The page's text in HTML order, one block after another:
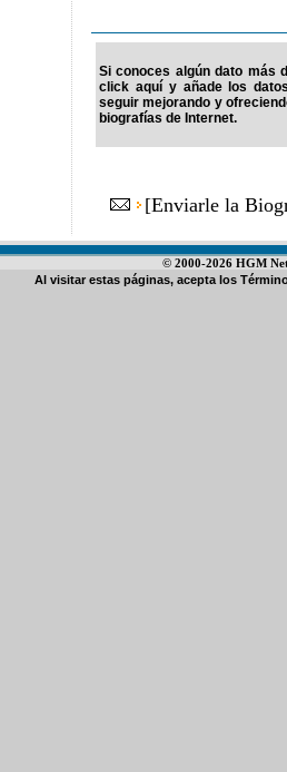
Si conoces algún dato más
click aquí y añade los
seguir mejorando y
biografías de Internet.
[Enviarle la
© 2000-2026 HGM
Al visitar estas páginas, acepta los